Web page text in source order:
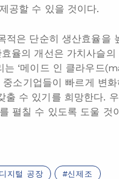
공할 수 있을 것이다.
적은 단순히 생산효율을
율의 개선은 가치사슬의
는 ‘메이드 인 클라우드
소기업들이 빠르게 변
출 수 있기를 희망한다.
펼칠 수 있도록 도울 것
지털 공장 신제조